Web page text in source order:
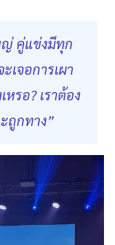
ญ่ คู่แข่งมีทุก
เจอการเผา
หรอ? เราต้อง
ถูกทาง”